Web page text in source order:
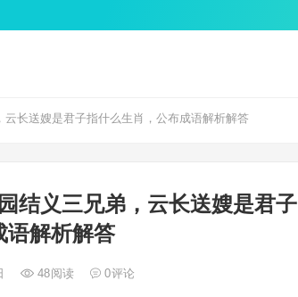
长送嫂是君子指什么生肖，公布成语解析解答
结义三兄弟，云长送嫂是君子
语解析解答
48阅读 0评论